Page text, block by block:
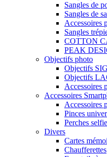
Sangles de
Sangles de
Accessoires
Sangles
COTTON
PEAK
Objectifs photo
Objectifs
Objectifs
Accessoires
Accessoires
Accessoires
Pinces
Perches
Divers
Cartes
Chaufferettes